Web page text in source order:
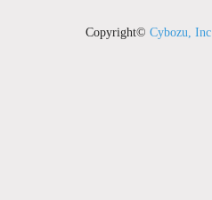
Copyright© Cybozu, Inc.